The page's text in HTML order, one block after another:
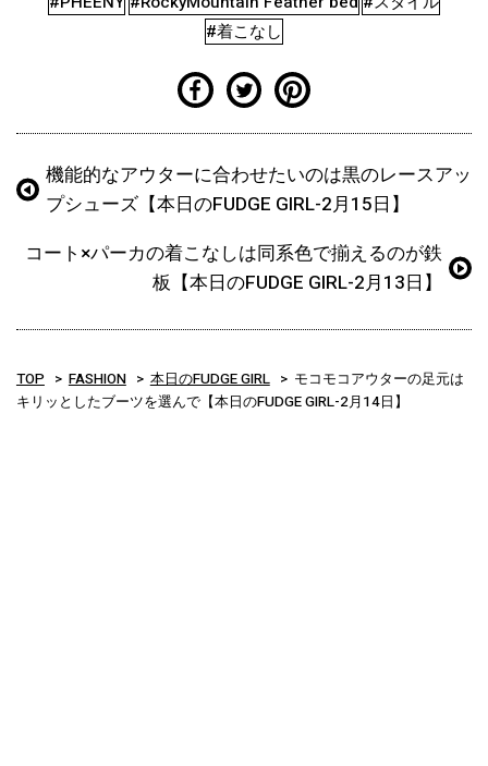
#着こなし
機能的なアウターに合わせたいのは黒のレースアッ
プシューズ【本日のFUDGE GIRL-2月15日】
コート×パーカの着こなしは同系色で揃えるのが鉄
板【本日のFUDGE GIRL-2月13日】
TOP FASHION 本日のFUDGE GIRL
モコモコアウターの足元は
キリッとしたブーツを選んで【本日のFUDGE GIRL-2月14日】